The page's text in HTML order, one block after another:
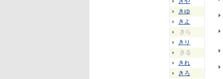
きゆ
きよ
きら
きり
きる
きれ
きろ